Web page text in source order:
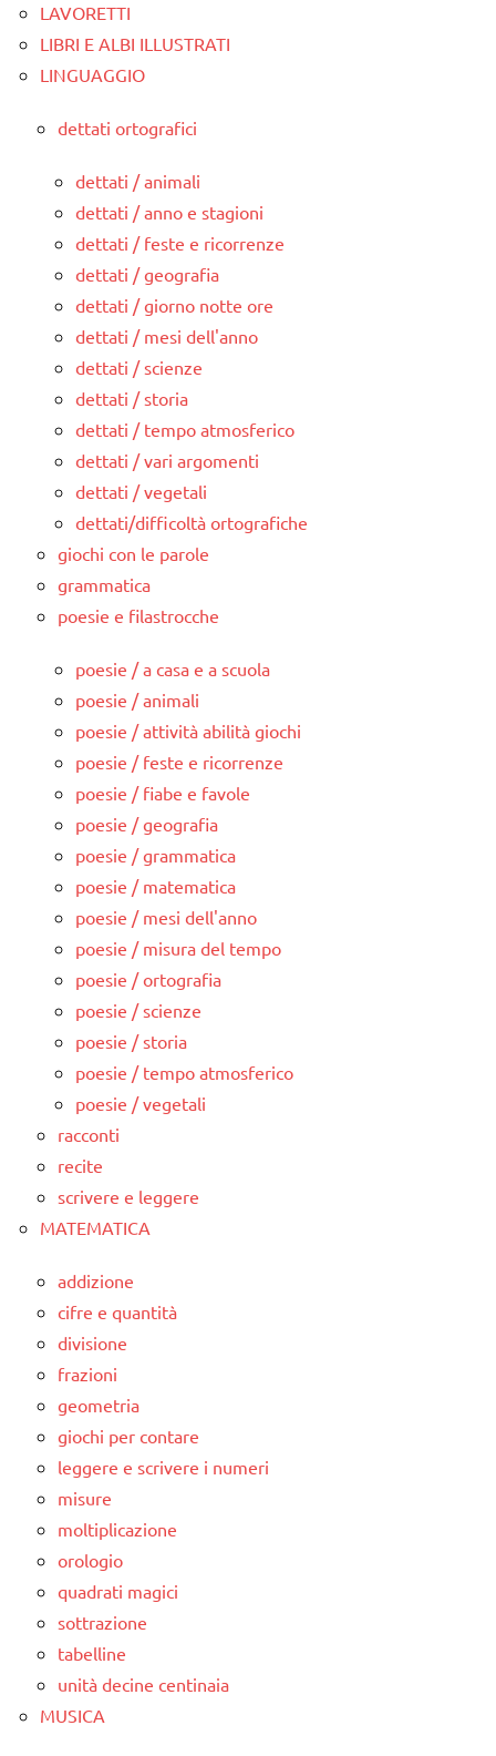
LAVORETTI
LIBRI E ALBI ILLUSTRATI
LINGUAGGIO
dettati ortografici
dettati / animali
dettati / anno e stagioni
dettati / feste e ricorrenze
dettati / geografia
dettati / giorno notte ore
dettati / mesi dell'anno
dettati / scienze
dettati / storia
dettati / tempo atmosferico
dettati / vari argomenti
dettati / vegetali
dettati/difficoltà ortografiche
giochi con le parole
grammatica
poesie e filastrocche
poesie / a casa e a scuola
poesie / animali
poesie / attività abilità giochi
poesie / feste e ricorrenze
poesie / fiabe e favole
poesie / geografia
poesie / grammatica
poesie / matematica
poesie / mesi dell'anno
poesie / misura del tempo
poesie / ortografia
poesie / scienze
poesie / storia
poesie / tempo atmosferico
poesie / vegetali
racconti
recite
scrivere e leggere
MATEMATICA
addizione
cifre e quantità
divisione
frazioni
geometria
giochi per contare
leggere e scrivere i numeri
misure
moltiplicazione
orologio
quadrati magici
sottrazione
tabelline
unità decine centinaia
MUSICA